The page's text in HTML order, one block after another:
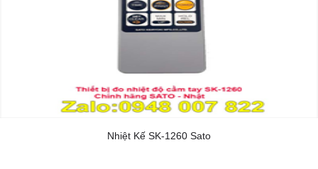
Nhiệt Kế SK-1260 Sato